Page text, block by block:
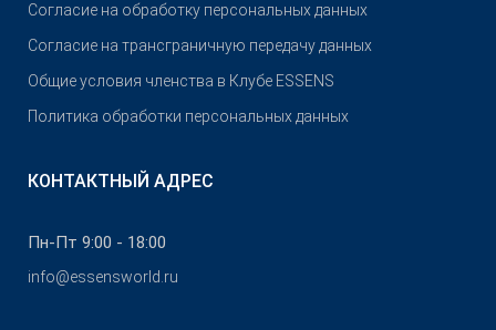
Согласие на обработку персональных данных
Согласие на трансграничную передачу данных
Общие условия членства в Клубе ESSENS
Политика обработки персональных данных
КОНТАКТНЫЙ АДРЕС
Пн-Пт 9:00 - 18:00
info@essensworld.ru